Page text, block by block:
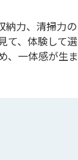
納力、清掃力の
て、体験して選
、一体感が生ま